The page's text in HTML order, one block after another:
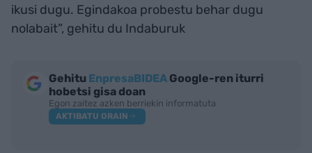
ikusi dugu. Egindakoa probestu behar dugu
nolabait”, gehitu du Indaburuk
Gehitu EnpresaBIDEA Google-ren iturri
hobetsi gisa doan
Egon zaitez azken berriekin informatuta
AKTIBATU ORAIN